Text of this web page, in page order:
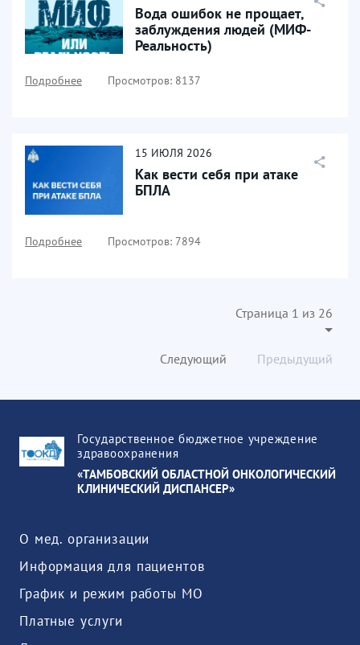
Вода ошибок не прощает,
заблуждения людей (МИФ-
Реальность)
Подробнее Просмотров: 8137
15 ИЮЛЯ 2026
Как вести себя при атаке
БПЛА
Подробнее Просмотров: 7894
Страница 1 из 26
Предыдущий
Следующий
Государственное бюджетное учреждение
здравоохранения
«ТАМБОВСКИЙ ОБЛАСТНОЙ ОНКОЛОГИЧЕСКИЙ
КЛИНИЧЕСКИЙ ДИСПАНСЕР»
О мед. организации
Информация для пациентов
График и режим работы МО
Платные услуги